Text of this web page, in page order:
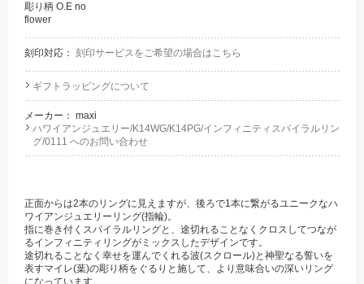
彫り柄 O.E no
flower
刻印対応： 刻印サービスをご希望の場合はこちら
ギフトラッピングについて
メーカー： maxi
ハワイアンジュエリー/K14WG/K14PG/インフィニティスパイラルリン
グ/0111 へのお問い合わせ
正面からは2本のリングに見えますが、後ろで1本に繋がるユニークなハ
ワイアンジュエリーリング(指輪)。
指に巻き付くスパイラルリングと、途切れることなくクロスしてつなが
るインフィニティリングがミックスしたデザインです。
途切れることなく幸せを運んでくれる波(スクロール)と神聖なる誓いを
表すマイレ(葉)の彫り柄をぐるりと施して、より意味合いの深いリング
になっています。